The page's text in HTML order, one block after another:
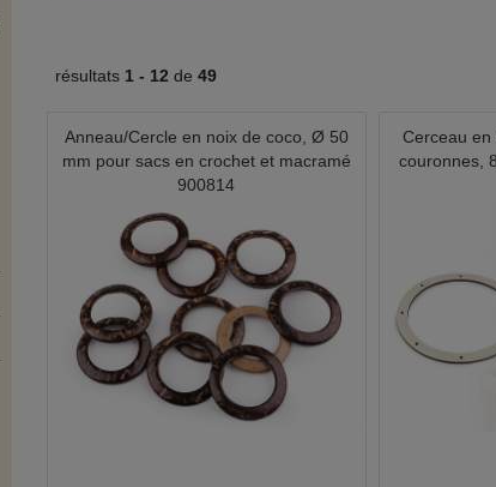
résultats 1 - 12 de 49
Anneau/Cercle en noix de coco, Ø 50
mm pour sacs en crochet et macramé
900814
Cerceau
couronnes,